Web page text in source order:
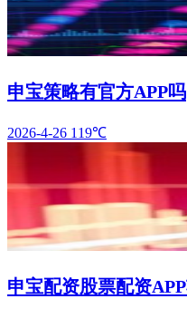
申宝策略有官方APP吗
2026-4-26 119℃
申宝配资股票配资